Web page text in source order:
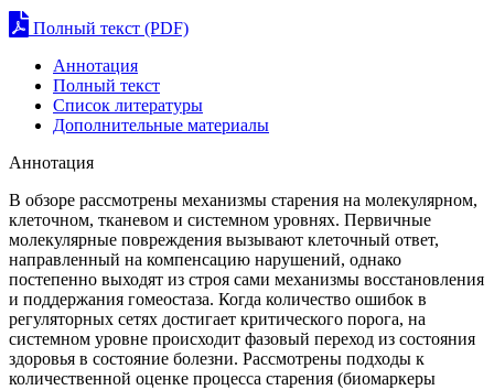
Полный текст (PDF)
Аннотация
Полный текст
Список литературы
Дополнительные материалы
Аннотация
В обзоре рассмотрены механизмы старения на молекулярном,
клеточном, тканевом и системном уровнях. Первичные
молекулярные повреждения вызывают клеточный ответ,
направленный на компенсацию нарушений, однако
постепенно выходят из строя сами механизмы восстановления
и поддержания гомеостаза. Когда количество ошибок в
регуляторных сетях достигает критического порога, на
системном уровне происходит фазовый переход из состояния
здоровья в состояние болезни. Рассмотрены подходы к
количественной оценке процесса старения (биомаркеры